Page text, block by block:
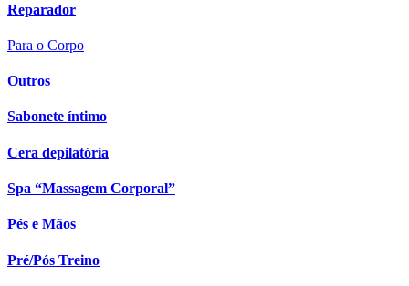
Reparador
Para o Corpo
Outros
Sabonete íntimo
Cera depilatória
Spa “Massagem Corporal”
Pés e Mãos
Pré/Pós Treino